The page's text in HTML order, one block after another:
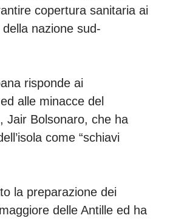
copertura sanitaria ai
nazione sud-
risponde ai
alle minacce del
Jair Bolsonaro, che ha
come “schiavi
la preparazione dei
delle Antille ed ha